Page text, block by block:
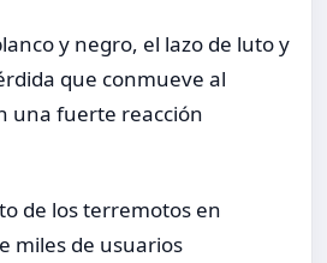
y negro, el lazo de luto y
que conmueve al
una fuerte reacción
de los terremotos en
miles de usuarios